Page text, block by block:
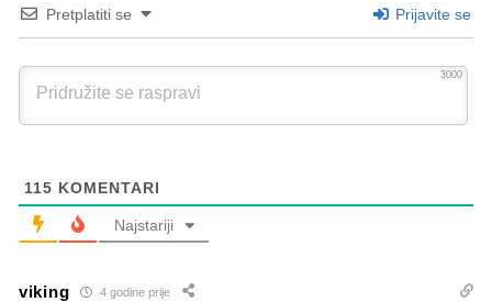
Pretplatiti se Prijavite se
3000
115 KOMENTARI
Najstariji
viking 4 godine prije